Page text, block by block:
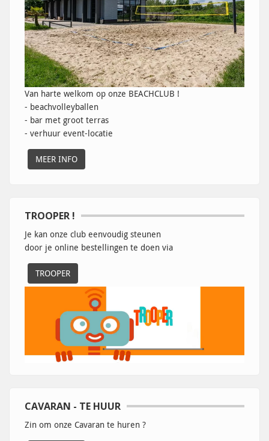
Van harte welkom op onze BEACHCLUB !
- beachvolleyballen
- bar met groot terras
- verhuur event-locatie
MEER INFO
TROOPER !
Je kan onze club eenvoudig steunen
door je online bestellingen te doen via
TROOPER
CAVARAN - TE HUUR
Zin om onze Cavaran te huren ?